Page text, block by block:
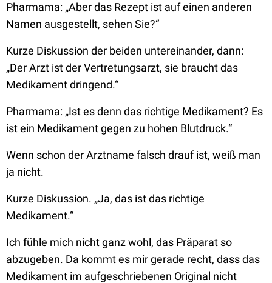
Pharmama: „Aber das Rezept ist auf einen anderen
Namen ausgestellt, sehen Sie?“
Kurze Diskussion der beiden untereinander, dann:
„Der Arzt ist der Vertretungsarzt, sie braucht das
Medikament dringend.“
Pharmama: „Ist es denn das richtige Medikament? Es
ist ein Medikament gegen zu hohen Blutdruck.“
Wenn schon der Arztname falsch drauf ist, weiß man
ja nicht.
Kurze Diskussion. „Ja, das ist das richtige
Medikament.“
Ich fühle mich nicht ganz wohl, das Präparat so
abzugeben. Da kommt es mir gerade recht, dass das
Medikament im aufgeschriebenen Original nicht